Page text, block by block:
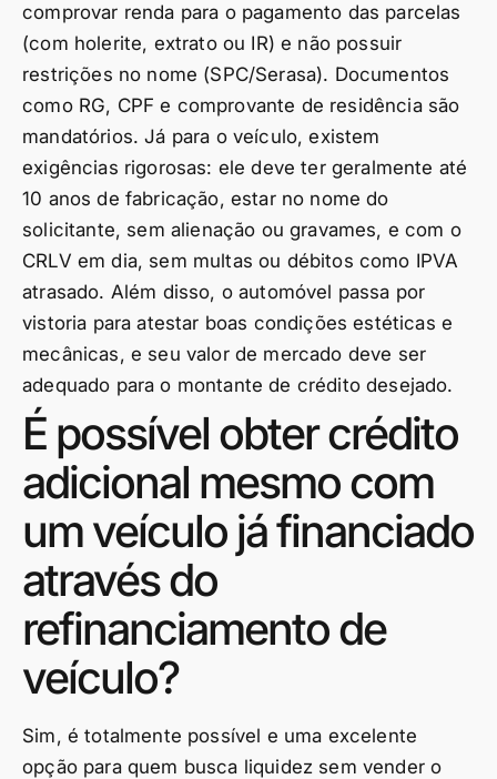
comprovar renda para o pagamento das parcelas
(com holerite, extrato ou IR) e não possuir
restrições no nome (SPC/Serasa). Documentos
como RG, CPF e comprovante de residência são
mandatórios. Já para o veículo, existem
exigências rigorosas: ele deve ter geralmente até
10 anos de fabricação, estar no nome do
solicitante, sem alienação ou gravames, e com o
CRLV em dia, sem multas ou débitos como IPVA
atrasado. Além disso, o automóvel passa por
vistoria para atestar boas condições estéticas e
mecânicas, e seu valor de mercado deve ser
adequado para o montante de crédito desejado.
É possível obter crédito
adicional mesmo com
um veículo já financiado
através do
refinanciamento de
veículo?
Sim, é totalmente possível e uma excelente
opção para quem busca liquidez sem vender o